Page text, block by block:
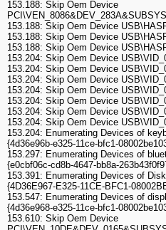
153.188: Skip Oem Device
153.188: Skip Oem Device
153.188: Skip Oem Device
153.188: Skip Oem Device
153.204: Skip Oem Device
153.204: Skip Oem Device
153.204: Skip Oem Device
153.204: Skip Oem Device
153.204: Skip Oem Device
153.204: Skip Oem Device
153.204: Skip Oem Device
153.204: Enumerating Devices of
{4d36e96b-e325-11ce-bfc1-
153.297: Enumerating Devices of
{e0cbf06c-cd8b-4647-bb8a-
153.391: Enumerating Devices of
{4D36E967-E325-11CE-BFC1-
153.547: Enumerating Devices of
{4d36e968-e325-11ce-bfc1-
153.610: Skip Oem Device